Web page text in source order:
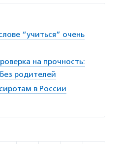
“учиться” очень
на прочность:
родителей
в России